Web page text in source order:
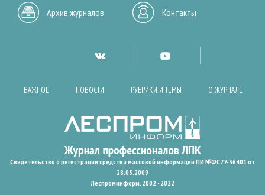
Архив журналов Контакты
ВАЖНОЕ НОВОСТИ РУБРИКИ И ТЕМЫ О ЖУРНАЛЕ
Свидетельство о регистрации средства массовой информации ПИ №ФС77-36401 от
28.05.2009
Леспроминформ. 2002 - 2022